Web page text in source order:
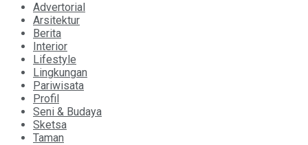
Advertorial
Arsitektur
Berita
Interior
Lifestyle
Lingkungan
Pariwisata
Profil
Seni & Budaya
Sketsa
Taman